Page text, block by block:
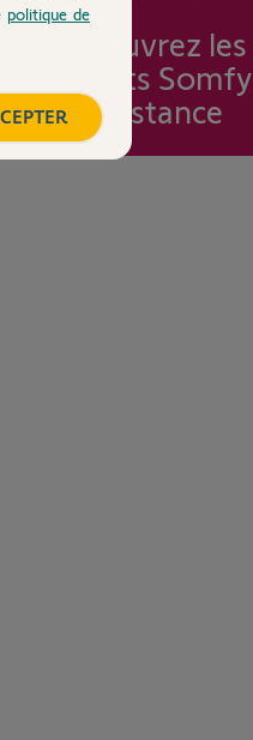
Découvrez les
forfaits Somfy
Assistance
politique de